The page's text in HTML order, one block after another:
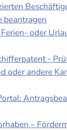
beantragen
oder
-
oder andere
–